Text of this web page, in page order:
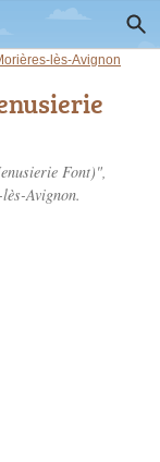
lès-Avignon
Font)",
Avignon.